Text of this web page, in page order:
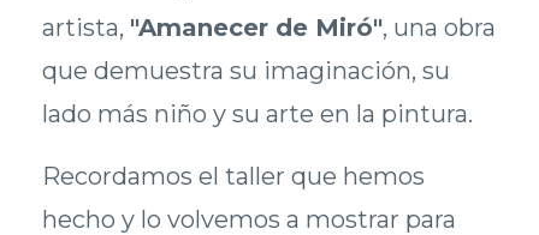
artista, "Amanecer de Miró", una obra
que demuestra su imaginación, su
lado más niño y su arte en la pintura.
Recordamos el taller que hemos
hecho y lo volvemos a mostrar para